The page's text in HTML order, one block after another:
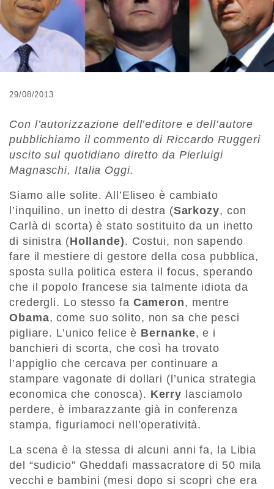
29/08/2013
Con l’autorizzazione dell’editore e dell’autore
pubblichiamo il commento di Riccardo Ruggeri
uscito sul quotidiano diretto da Pierluigi
Magnaschi, Italia Oggi.
Siamo alle solite. All’Eliseo è cambiato
l’inquilino, un inetto di destra (Sarkozy, con
Carlà di scorta) è stato sostituito da un inetto
di sinistra (Hollande). Costui, non sapendo
fare il mestiere di gestore della cosa pubblica,
sposta sulla politica estera il focus, sperando
che il popolo francese sia talmente idiota da
credergli. Lo stesso fa Cameron, mentre
Obama, come suo solito, non sa che pesci
pigliare. L’unico felice è Bernanke, e i
banchieri di scorta, che così ha trovato
l’appiglio che cercava per continuare a
stampare vagonate di dollari (l’unica strategia
economica che conosca). Kerry lasciamolo
perdere, è imbarazzante già in conferenza
stampa, figuriamoci nell’operatività.
La scena è la stessa di alcuni anni fa, la Libia
del “sudicio” Gheddafi massacratore di 50 mila
vecchi e bambini (mesi dopo si scoprì che era